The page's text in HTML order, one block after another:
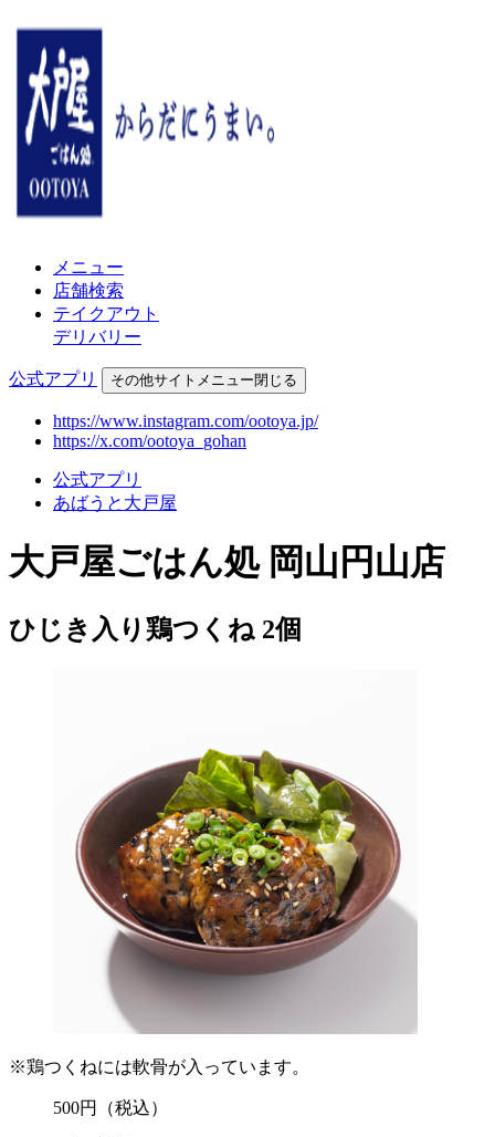
メニュー
店舗検索
テイクアウト
デリバリー
公式アプリ その他サイトメニュー閉じる
https://www.instagram.com/ootoya.jp/
https://x.com/ootoya_gohan
公式アプリ
あばうと大戸屋
大戸屋ごはん処 岡山円山店
ひじき入り鶏つくね 2個
※鶏つくねには軟骨が入っています。
500円 （税込）